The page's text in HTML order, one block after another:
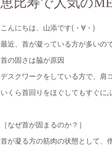
こんにちは、山添です(・∀・)
最近、首が凝っている方が多いの
首の固さは脇が原因
デスクワークをしている方で、肩
いくら首回りをほぐしてもすぐに
［なぜ首が固まるのか？］
首が凝る方の筋肉の状態として、